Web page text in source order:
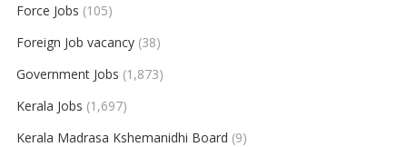
Force Jobs (105)
Foreign Job vacancy(38)
Government Jobs (1,873)
Kerala Jobs (1,697)
Kerala Madrasa Kshemanidhi Board (9)